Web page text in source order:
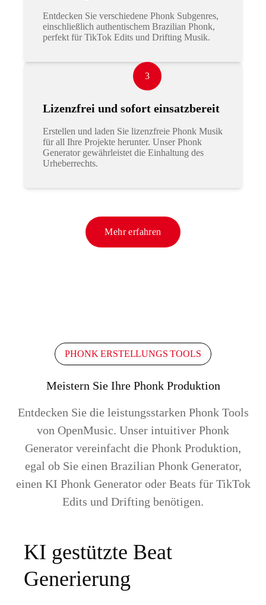
Entdecken Sie verschiedene Phonk Subgenres,
einschließlich authentischem Brazilian Phonk,
perfekt für TikTok Edits und Drifting Musik.
3
Lizenzfrei und sofort einsatzbereit
Erstellen und laden Sie lizenzfreie Phonk Musik
für all Ihre Projekte herunter. Unser Phonk
Generator gewährleistet die Einhaltung des
Urheberrechts.
Mehr erfahren
PHONK ERSTELLUNGS TOOLS
Meistern Sie Ihre Phonk Produktion
Entdecken Sie die leistungsstarken Phonk Tools
von OpenMusic. Unser intuitiver Phonk
Generator vereinfacht die Phonk Produktion,
egal ob Sie einen Brazilian Phonk Generator,
einen KI Phonk Generator oder Beats für TikTok
Edits und Drifting benötigen.
KI gestützte Beat
Generierung